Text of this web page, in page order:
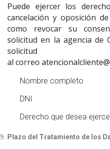
Puede ejercer los
cancelación y oposición
como revocar su
solicitud en la agencia de
solicitud
al correo
Nombre completo
DNI
Derecho que desea
Plazo del Tratamiento de los